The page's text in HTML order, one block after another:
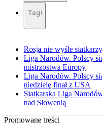
Tagi
Rosja nie wyśle
Liga Narodów. Polscy
mistrzostwa Europy
Liga Narodów. Polscy
niedzielę finał z USA
Siatkarska Liga
nad Słowenią
Promowane treści